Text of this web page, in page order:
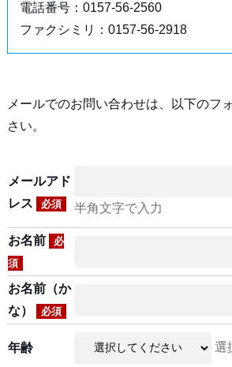
電話番号：0157-56-2560
ファクシミリ：0157-56-2918
メールでのお問い合わせは、以下のフ
さい。
メールアド
レス
必須 半角文字で入力
お名前
必
須
お名前（か
な）
必須
年齢 選